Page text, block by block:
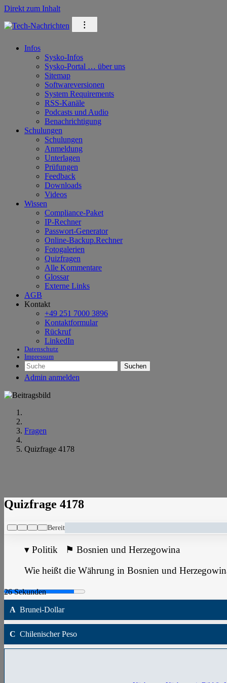
Direkt zum Inhalt
⁝
Infos
Sysko-Infos
Sysko-Portal … über uns
Sitemap
Softwareversionen
System Requirements
RSS-Kanäle
Podcasts und Audio
Benachrichtigung
Schulungen
Schulungen
Anmeldung
Unterlagen
Prüfungen
Feedback
Downloads
Videos
Wissen
Compliance-Paket
IP-Rechner
Passwort-Generator
Online-Backup.Rechner
Fotogalerien
Quizfragen
Alle Kommentare
Glossar
Externe Links
AGB
Kontakt
+49 251 7000 3896
Kontaktformular
Rückruf
LinkedIn
Datenschutz
Impressum
Suchen
Admin anmelden
Fragen
Quizfrage 4178
Quizfrage 4178
Bereit
▾ Politik ⚑ Bosnien und Herzegowina
Wie heißt die Währung in Bosnien und
A Brunei-Dollar
C Chilenischer Peso